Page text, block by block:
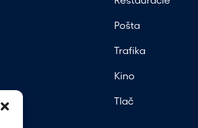
Pošta
Trafika
Kino
Tlač